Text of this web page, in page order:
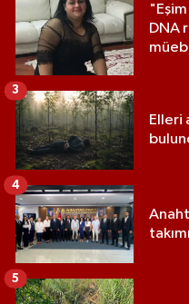
DNA
Elleri
3
4
5